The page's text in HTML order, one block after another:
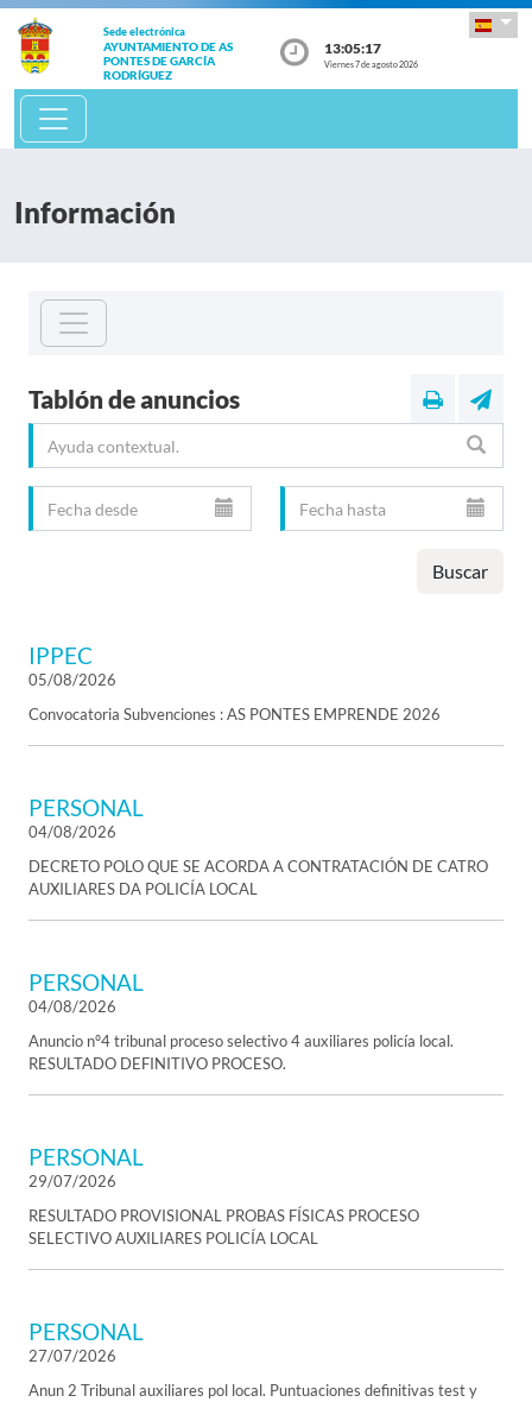
Sede electrónica
AYUNTAMIENTO DE AS
PONTES DE GARCÍA
RODRÍGUEZ
13:05:18
Viernes 7 de agosto 2026
Información
Tablón de anuncios
Buscar
IPPEC
05/08/2026
Convocatoria Subvenciones : AS PONTES EMPRENDE 2026
PERSONAL
04/08/2026
DECRETO POLO QUE SE ACORDA A CONTRATACIÓN DE CATRO
AUXILIARES DA POLICÍA LOCAL
PERSONAL
04/08/2026
Anuncio nº4 tribunal proceso selectivo 4 auxiliares policía local.
RESULTADO DEFINITIVO PROCESO.
PERSONAL
29/07/2026
RESULTADO PROVISIONAL PROBAS FÍSICAS PROCESO
SELECTIVO AUXILIARES POLICÍA LOCAL
PERSONAL
27/07/2026
Anun 2 Tribunal auxiliares pol local. Puntuaciones definitivas test y